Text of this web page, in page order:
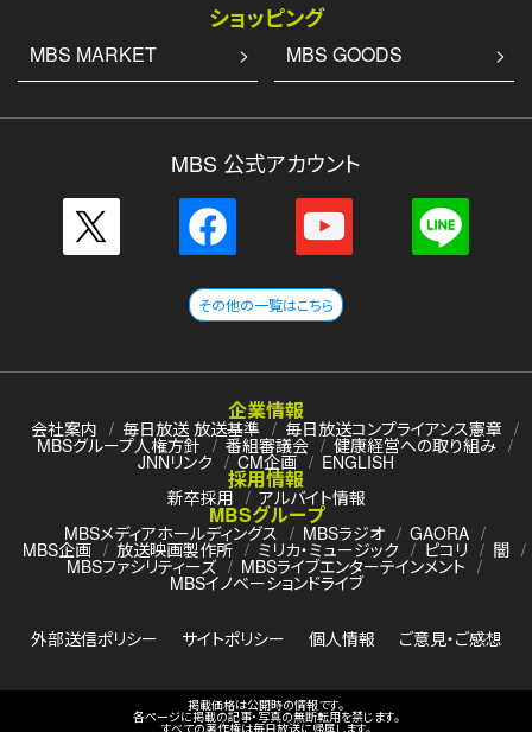
ショッピング
MBS MARKET MBS GOODS
MBS 公式アカウント
その他の一覧はこちら
企業情報
会社案内 毎日放送 放送基準 毎日放送コンプライアンス憲章
MBSグループ人権方針 番組審議会 健康経営への取り組み
JNNリンク CM企画 ENGLISH
採用情報
新卒採用 アルバイト情報
MBSグループ
MBSメディアホールディングス MBSラジオ GAORA
MBS企画 放送映画製作所 ミリカ・ミュージック ピコリ 闇
MBSファシリティーズ MBSライブエンターテインメント
MBSイノベーションドライブ
外部送信ポリシー サイトポリシー 個人情報 ご意見・ご感想
掲載価格は公開時の情報です。
各ページに掲載の記事・写真の無断転用を禁じます。